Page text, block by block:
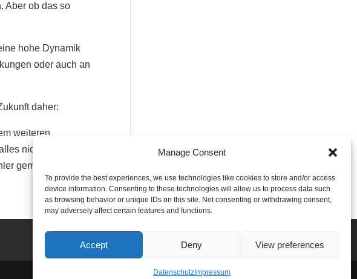
Manage Consent
To provide the best experiences, we use technologies like cookies to store and/or access
device information. Consenting to these technologies will allow us to process data such
as browsing behavior or unique IDs on this site. Not consenting or withdrawing consent,
may adversely affect certain features and functions.
Accept Deny View preferences
DatenschutzImpressum
Aber ob das so
hohe Dynamik
oder auch an
daher:
weiteren
nicht passiert,
gemacht.